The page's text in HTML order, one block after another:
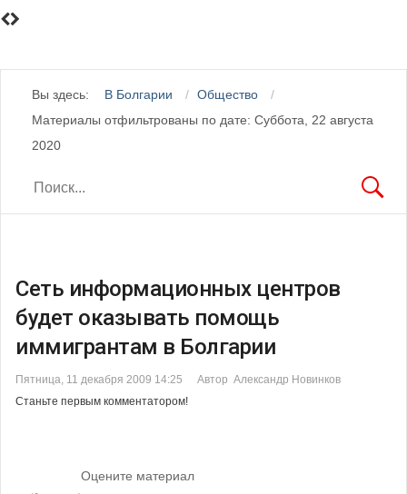
Вы здесь: В Болгарии
Общество
Материалы отфильтрованы по дате: Суббота, 22 августа
2020
Сеть информационных центров
будет оказывать помощь
иммигрантам в Болгарии
Пятница, 11 декабря 2009 14:25
Автор Александр Новинков
Станьте первым комментатором!
Оцените материал